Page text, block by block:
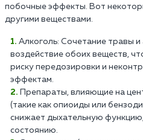
побочные эффекты. Вот
другими веществами.
Алкоголь: Сочетание травы и
воздействие обоих веществ,
риску передозировки и
эффектам.
Препараты, влияющие на
(такие как опиоиды или
снижает дыхательную
состоянию.